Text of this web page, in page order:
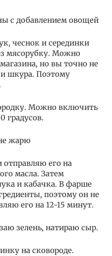
с добавлением овощей
чеснок и серединки
мясорубку. Можно
но вы точно не
и шкура. Поэтому
Можно включить
градусов.
жарю
его на
масла. Затем
и кабачка. В фарше
поэтому он не
его на 12-15 минут.
зелень, натираю сыр.
на сковороде.